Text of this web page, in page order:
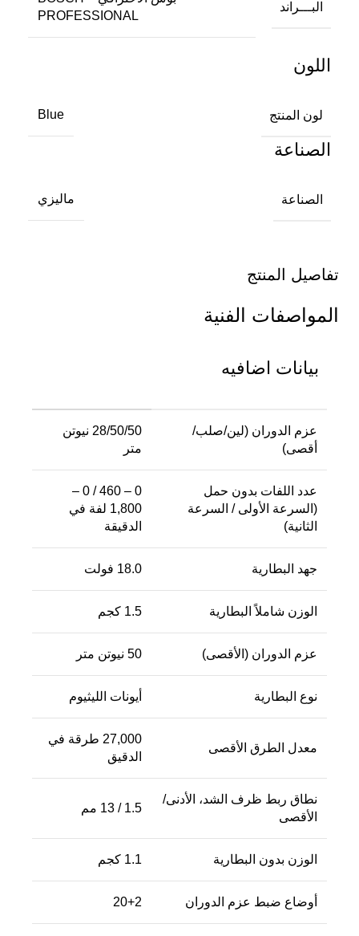
تفاصيل المنتج
المواصفات الفنية
بيانات اضافيه
عزم الدوران (لين/صلب/
أقصى)
28/50/50 نيوتن
متر
عدد اللفات بدون حمل
(السرعة الأولى / السرعة
الثانية)‎
0 – 460 / 0 –
1,800 لفة في
الدقيقة
جهد البطارية 18.0 فولت
الوزن شاملاً البطارية 1.5 كجم
عزم الدوران (الأقصى) 50 نيوتن متر
نوع البطارية أيونات الليثيوم
معدل الطرق الأقصى
27,000 طرقة في
الدقيق
نطاق ربط ظرف الشد، الأدنى/
الأقصى
1.5 / 13 مم
الوزن بدون البطارية 1.1 كجم
أوضاع ضبط عزم الدوران 20+2
البـــراند
PROFESSIONAL
اللون
لون المنتج Blue
الصناعة
الصناعة ماليزي